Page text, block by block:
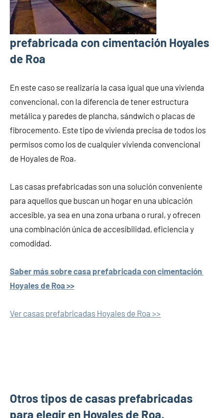
prefabricada con cimentación Hoyales
de Roa
En este caso se realizaría la casa igual que una vivienda
convencional, con la diferencia de tener estructura
metálica y paredes de plancha, sándwich o placas de
fibrocemento. Este tipo de vivienda precisa de todos los
permisos como los de cualquier vivienda convencional
de Hoyales de Roa.
Las casas prefabricadas son una solución conveniente
para aquellos que buscan un hogar en una ubicación
accesible, ya sea en una zona urbana o rural, y ofrecen
una combinación única de accesibilidad, eficiencia y
comodidad.
Saber más sobre casa prefabricada con cimentación
Hoyales de Roa >>
Ver casas prefabricadas Hoyales de Roa >>
Otros tipos de casas prefabricadas
para elegir en Hoyales de Roa.